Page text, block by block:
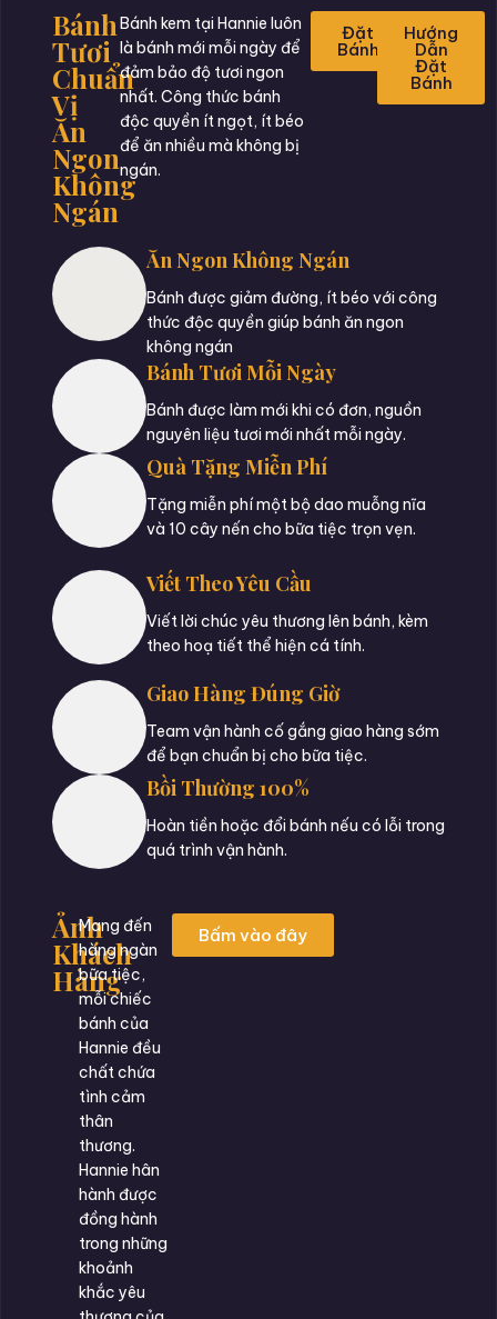
Bánh
Tươi
Chuẩn
Vị
Ăn
Ngon
Không
Ngán
Bánh kem tại Hannie luôn
là bánh mới mỗi ngày để
đảm bảo độ tươi ngon
nhất. Công thức bánh
độc quyền ít ngọt, ít béo
để ăn nhiều mà không bị
ngán.
Đặt
Bánh
Hướng
Dẫn
Đặt
Bánh
Ăn Ngon Không Ngán
Bánh được giảm đường, ít béo với công
thức độc quyền giúp bánh ăn ngon
không ngán
Bánh Tươi Mỗi Ngày
Bánh được làm mới khi có đơn, nguồn
nguyên liệu tươi mới nhất mỗi ngày.
Quà Tặng Miễn Phí
Tặng miễn phí một bộ dao muỗng nĩa
và 10 cây nến cho bữa tiệc trọn vẹn.
Viết Theo Yêu Cầu
Viết lời chúc yêu thương lên bánh, kèm
theo hoạ tiết thể hiện cá tính.
Giao Hàng Đúng Giờ
Team vận hành cố gắng giao hàng sớm
để bạn chuẩn bị cho bữa tiệc.
Bồi Thường 100%
Hoàn tiền hoặc đổi bánh nếu có lỗi trong
quá trình vận hành.
Ảnh
Khách
Hàng
Mang đến
hàng ngàn
bữa tiệc,
mỗi chiếc
bánh của
Hannie đều
chất chứa
tình cảm
thân
thương.
Hannie hân
hành được
đồng hành
trong những
khoảnh
khắc yêu
Bấm vào đây